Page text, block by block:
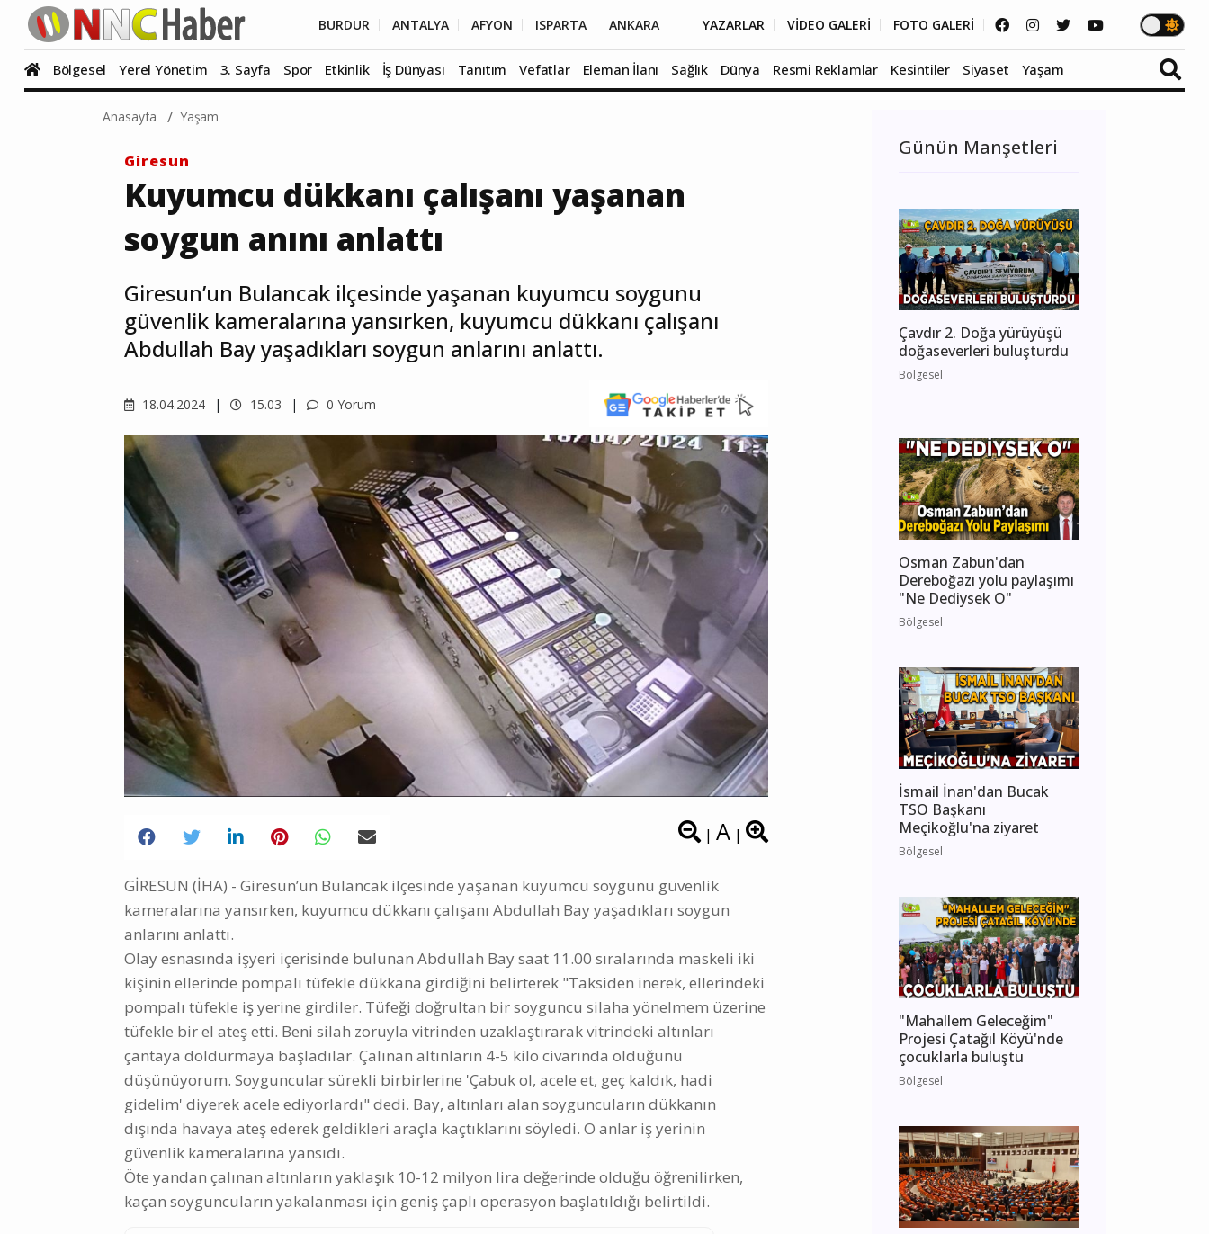
BURDUR ANTALYA AFYON ISPARTA ANKARA YAZARLAR VİDEO GALERİ FOTO GALERİ
Bölgesel Yerel Yönetim 3. Sayfa Spor Etkinlik İş Dünyası Tanıtım Vefatlar Eleman İlanı Sağlık Dünya Resmi Reklamlar Kesintiler Siyaset Yaşam
Anasayfa Yaşam
Giresun
Kuyumcu dükkanı çalışanı yaşanan
soygun anını anlattı
Giresun’un Bulancak ilçesinde yaşanan kuyumcu soygunu
güvenlik kameralarına yansırken, kuyumcu dükkanı çalışanı
Abdullah Bay yaşadıkları soygun anlarını anlattı.
18.04.2024 15.03 0 Yorum
| A|
GİRESUN (İHA) - Giresun’un Bulancak ilçesinde yaşanan kuyumcu soygunu güvenlik
kameralarına yansırken, kuyumcu dükkanı çalışanı Abdullah Bay yaşadıkları soygun
anlarını anlattı.
Olay esnasında işyeri içerisinde bulunan Abdullah Bay saat 11.00 sıralarında maskeli iki
kişinin ellerinde pompalı tüfekle dükkana girdiğini belirterek "Taksiden inerek, ellerindeki
pompalı tüfekle iş yerine girdiler. Tüfeği doğrultan bir soyguncu silaha yönelmem üzerine
tüfekle bir el ateş etti. Beni silah zoruyla vitrinden uzaklaştırarak vitrindeki altınları
çantaya doldurmaya başladılar. Çalınan altınların 4-5 kilo civarında olduğunu
düşünüyorum. Soyguncular sürekli birbirlerine 'Çabuk ol, acele et, geç kaldık, hadi
gidelim' diyerek acele ediyorlardı" dedi. Bay, altınları alan soyguncuların dükkanın
dışında havaya ateş ederek geldikleri araçla kaçtıklarını söyledi. O anlar iş yerinin
güvenlik kameralarına yansıdı.
Öte yandan çalınan altınların yaklaşık 10-12 milyon lira değerinde olduğu öğrenilirken,
kaçan soyguncuların yakalanması için geniş çaplı operasyon başlatıldığı belirtildi.
Günün Manşetleri
Çavdır 2. Doğa yürüyüşü
doğaseverleri buluşturdu
Bölgesel
Osman Zabun'dan
Dereboğazı yolu paylaşımı
"Ne Dediysek O"
Bölgesel
İsmail İnan'dan Bucak
TSO Başkanı
Meçikoğlu'na ziyaret
Bölgesel
"Mahallem Geleceğim"
Projesi Çatağıl Köyü'nde
çocuklarla buluştu
Bölgesel